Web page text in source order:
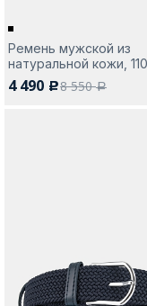
Да, все верно
Ремень мужской из
натуральной кожи,
4 490 c8 550a